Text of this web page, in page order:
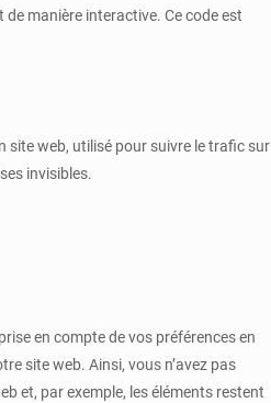
manière interactive. Ce code est
site web, utilisé pour suivre le trafic sur
invisibles.
en compte de vos préférences en
site web. Ainsi, vous n’avez pas
et, par exemple, les éléments restent